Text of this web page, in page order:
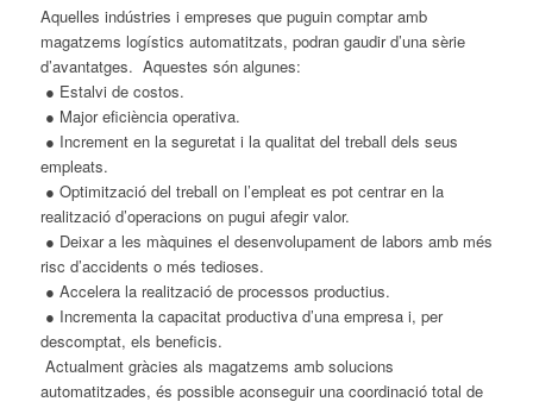
Aquelles indústries i empreses que puguin comptar amb
magatzems logístics automatitzats, podran gaudir d’una sèrie
d’avantatges. Aquestes són algunes:
● Estalvi de costos.
● Major eficiència operativa.
● Increment en la seguretat i la qualitat del treball dels seus
empleats.
● Optimització del treball on l’empleat es pot centrar en la
realització d’operacions on pugui afegir valor.
● Deixar a les màquines el desenvolupament de labors amb més
risc d’accidents o més tedioses.
● Accelera la realització de processos productius.
● Incrementa la capacitat productiva d’una empresa i, per
descomptat, els beneficis.
Actualment gràcies als magatzems amb solucions
automatitzades, és possible aconseguir una coordinació total de